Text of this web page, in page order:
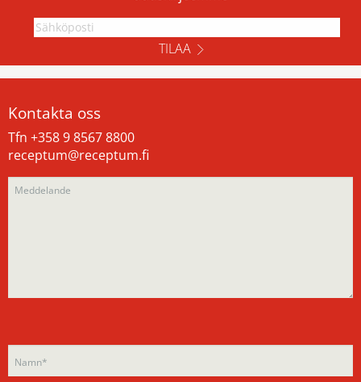
TILAA
Kontakta oss
Tfn +358 9 8567 8800
receptum@receptum.fi
leave
this
Please
leave